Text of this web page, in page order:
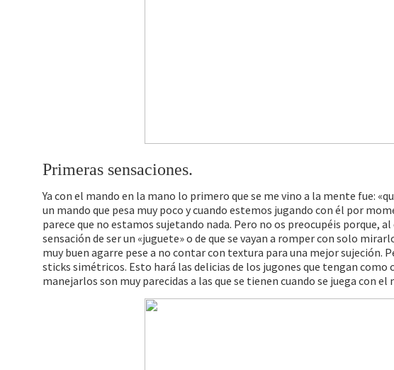
Primeras sensaciones.
Ya con el mando en la mano lo primero que se me vino a la mente fue:
un mando que pesa muy poco y cuando estemos jugando con él por
parece que no estamos sujetando nada. Pero no os preocupéis porque,
sensación de ser un «juguete» o de que se vayan a romper con solo
muy buen agarre pese a no contar con textura para una mejor sujeción.
sticks simétricos. Esto hará las delicias de los jugones que tengan como
manejarlos son muy parecidas a las que se tienen cuando se juega con el